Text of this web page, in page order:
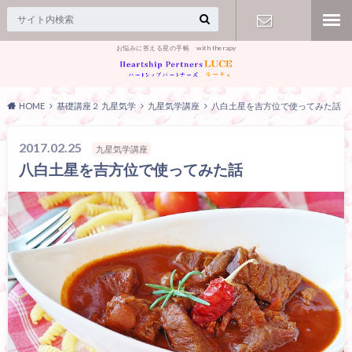
お悩みに答える星の手帳 with therapy
せ】
HOME 基礎講座２ 九星気学 九星気学講座 八白土星を吉方位で使ってみた話
2017.02.25 九星気学講座
八白土星を吉方位で使ってみた話